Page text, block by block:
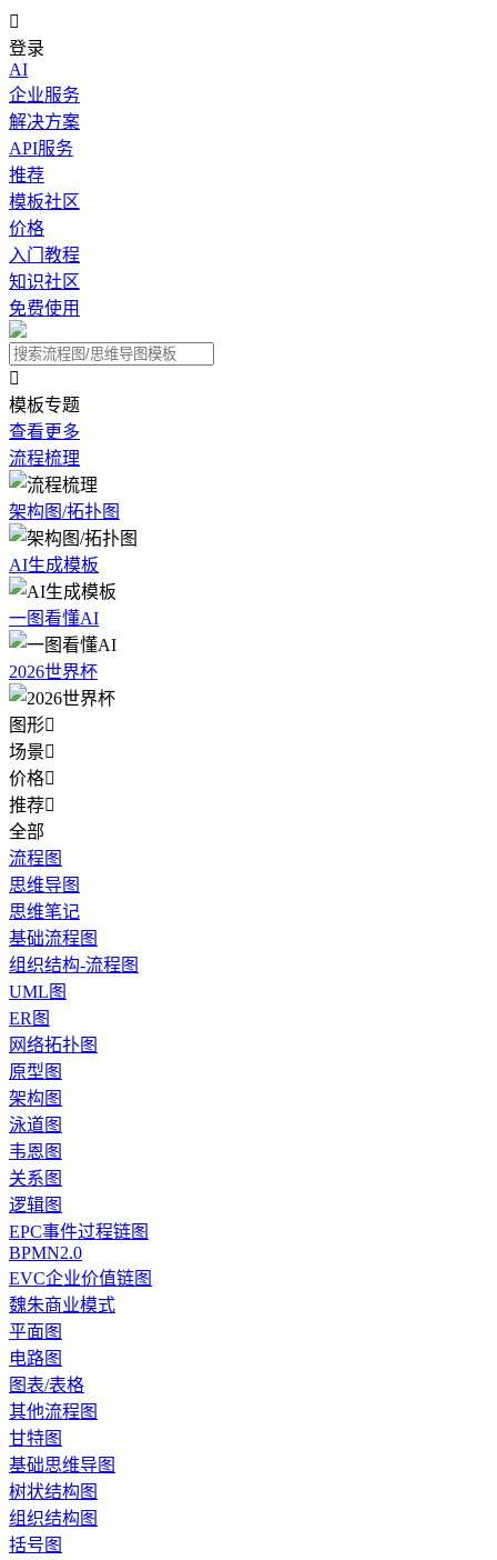

登录
AI
企业服务
解决方案
API服务
推荐
模板社区
价格
入门教程
知识社区
免费使用

模板专题
查看更多
流程梳理
架构图/拓扑图
AI生成模板
一图看懂AI
2026世界杯
图形
场景
价格
推荐
全部
流程图
思维导图
思维笔记
基础流程图
组织结构-流程图
UML图
ER图
网络拓扑图
原型图
架构图
泳道图
韦恩图
关系图
逻辑图
EPC事件过程链图
BPMN2.0
EVC企业价值链图
魏朱商业模式
平面图
电路图
图表/表格
其他流程图
甘特图
基础思维导图
树状结构图
组织结构图
括号图